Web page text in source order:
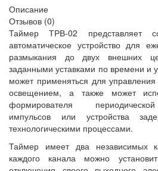
Описание
Отзывов (0)
Таймер ТРВ-02 представляет
автоматическое устройство для
размыкания до двух внешних
заданными уставками по времени и
может применяться для
освещением, а также может
формирователя
импульсов или устройства
технологическими процессами.
Таймер имеет два независимых
каждого канала можно